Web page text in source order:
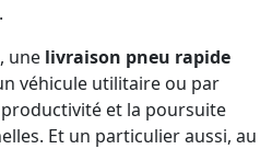
une livraison pneu rapide
véhicule utilitaire ou par
et la poursuite
Et un particulier aussi, au